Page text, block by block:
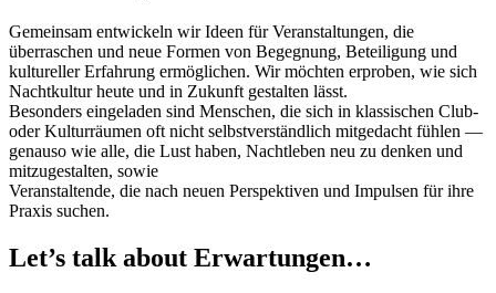
Gemeinsam entwickeln wir Ideen für Veranstaltungen, die
überraschen und neue Formen von Begegnung, Beteiligung und
kultureller Erfahrung ermöglichen. Wir möchten erproben, wie sich
Nachtkultur heute und in Zukunft gestalten lässt.
Besonders eingeladen sind Menschen, die sich in klassischen Club-
oder Kulturräumen oft nicht selbstverständlich mitgedacht fühlen —
genauso wie alle, die Lust haben, Nachtleben neu zu denken und
mitzugestalten, sowie
Veranstaltende, die nach neuen Perspektiven und Impulsen für ihre
Praxis suchen.
Let’s talk about Erwartungen…